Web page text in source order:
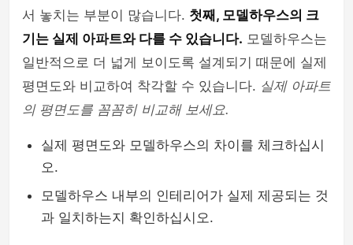
서 놓치는 부분이 많습니다. 첫째, 모델하우스의 크
기는 실제 아파트와 다를 수 있습니다. 모델하우스는
일반적으로 더 넓게 보이도록 설계되기 때문에 실제
평면도와 비교하여 착각할 수 있습니다. 실제 아파트
의 평면도를 꼼꼼히 비교해 보세요.
실제 평면도와 모델하우스의 차이를 체크하십시
오.
모델하우스 내부의 인테리어가 실제 제공되는 것
과 일치하는지 확인하십시오.